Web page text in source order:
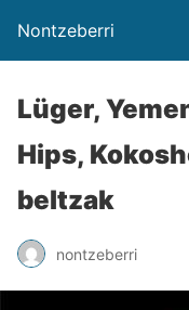
Nontzeberri
Lüger,
Hips,
beltzak
nontzeberri